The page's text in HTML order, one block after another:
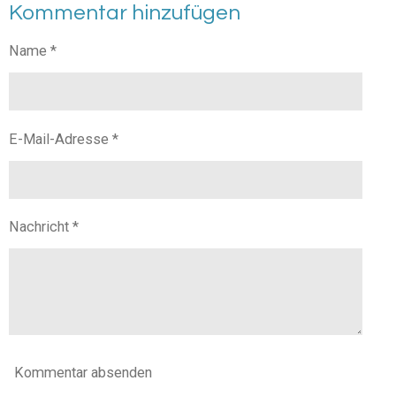
l
e
l
e
l
e
l
e
Kommentar hinzufügen
Name *
E-Mail-Adresse *
Nachricht *
Kommentar absenden